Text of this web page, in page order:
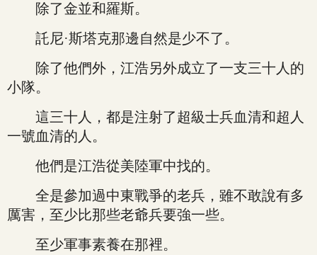
除了金並和羅斯。
託尼·斯塔克那邊自然是少不了。
除了他們外，江浩另外成立了一支三十人的
小隊。
這三十人，都是注射了超級士兵血清和超人
一號血清的人。
他們是江浩從美陸軍中找的。
全是參加過中東戰爭的老兵，雖不敢說有多
厲害，至少比那些老爺兵要強一些。
至少軍事素養在那裡。